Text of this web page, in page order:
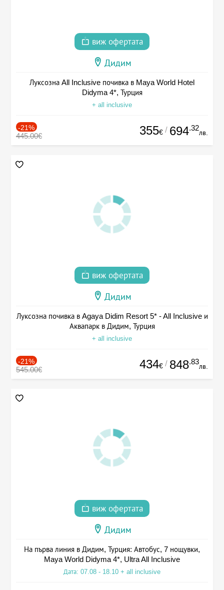
виж офертата
Дидим
Луксозна All Inclusive почивка в Maya World Hotel
Didyma 4*, Турция
+ all inclusive
-21%
445.00€ 355€ / 694.32
лв.
виж офертата
Дидим
Луксозна почивка в Agaya Didim Resort 5* - All Inclusive и
Аквапарк в Дидим, Турция
+ all inclusive
-21%
545.00€ 434€ / 848.83
лв.
виж офертата
Дидим
На първа линия в Дидим, Турция: Автобус, 7 нощувки,
Maya World Didyma 4*, Ultra All Inclusive
Дата: 07.08 - 18.10 + all inclusive